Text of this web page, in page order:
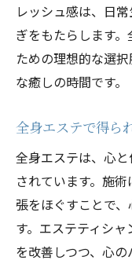
レッシュ感は、日
ぎをもたらします
ための理想的な選
な癒しの時間です。
全身エステで得ら
全身エステは、心
されています。施
張をほぐすことで
す。エステティシ
を改善しつつ、心の